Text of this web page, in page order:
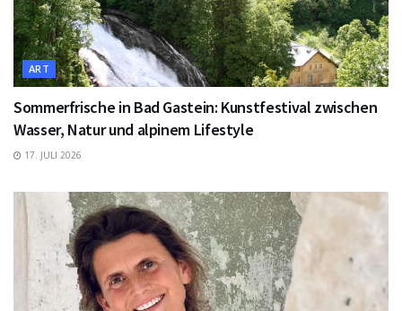
ART
Sommerfrische in Bad Gastein: Kunstfestival zwischen
Wasser, Natur und alpinem Lifestyle
17. JULI 2026